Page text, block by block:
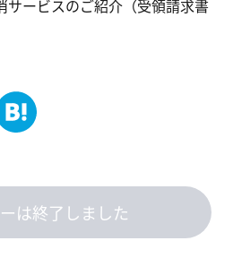
ービスのご紹介（受領請求書
は終了しました